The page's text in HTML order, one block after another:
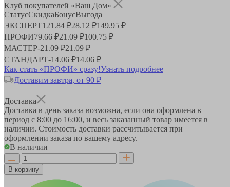
Клуб покупателей «Ваш Дом»
СтатусСкидкаБонусВыгода
ЭКСПЕРТ121.84 ₽28.12 ₽149.95 ₽
ПРОФИ79.66 ₽21.09 ₽100.75 ₽
МАСТЕР-21.09 ₽21.09 ₽
СТАНДАРТ-14.06 ₽14.06 ₽
Как стать «ПРОФИ» сразу!Узнать подробнее
Доставим завтра, от 90 ₽
Доставка
Доставка в день заказа возможна, если она оформлена в
период с 8:00 до 16:00, и весь заказанный товар имеется в
наличии. Стоимость доставки рассчитывается при
оформлении заказа по вашему адресу.
В наличии
В корзину